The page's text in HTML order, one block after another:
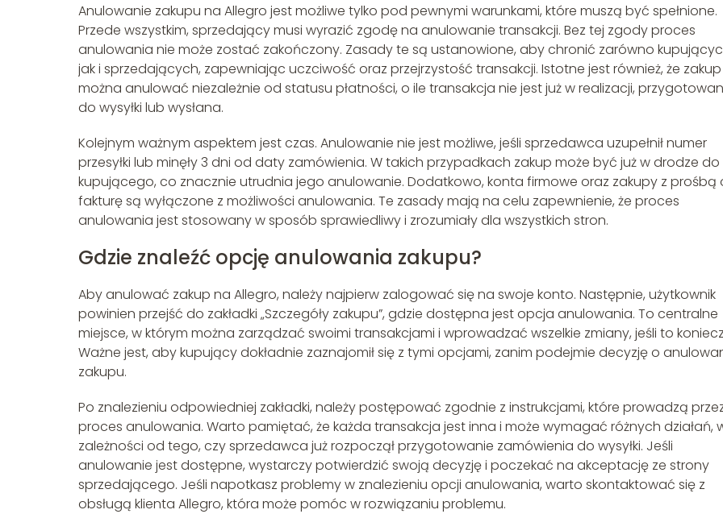
Anulowanie zakupu na Allegro jest możliwe tylko pod pewnymi warunkami, które muszą być spełnione.
Przede wszystkim, sprzedający musi wyrazić zgodę na anulowanie transakcji. Bez tej zgody proces
anulowania nie może zostać zakończony. Zasady te są ustanowione, aby chronić zarówno
jak i sprzedających, zapewniając uczciwość oraz przejrzystość transakcji. Istotne jest również, że zakup
można anulować niezależnie od statusu płatności, o ile transakcja nie jest już w realizacji,
do wysyłki lub wysłana.
Kolejnym ważnym aspektem jest czas. Anulowanie nie jest możliwe, jeśli sprzedawca uzupełnił numer
przesyłki lub minęły 3 dni od daty zamówienia. W takich przypadkach zakup może być już w drodze do
kupującego, co znacznie utrudnia jego anulowanie. Dodatkowo, konta firmowe oraz zakupy z prośbą
fakturę są wyłączone z możliwości anulowania. Te zasady mają na celu zapewnienie, że proces
anulowania jest stosowany w sposób sprawiedliwy i zrozumiały dla wszystkich stron.
Gdzie znaleźć opcję anulowania zakupu?
Aby anulować zakup na Allegro, należy najpierw zalogować się na swoje konto. Następnie, użytkownik
powinien przejść do zakładki „Szczegóły zakupu”, gdzie dostępna jest opcja anulowania. To centralne
miejsce, w którym można zarządzać swoimi transakcjami i wprowadzać wszelkie zmiany, jeśli to
Ważne jest, aby kupujący dokładnie zaznajomił się z tymi opcjami, zanim podejmie decyzję o
zakupu.
Po znalezieniu odpowiedniej zakładki, należy postępować zgodnie z instrukcjami, które prowadzą
proces anulowania. Warto pamiętać, że każda transakcja jest inna i może wymagać różnych działań,
zależności od tego, czy sprzedawca już rozpoczął przygotowanie zamówienia do wysyłki. Jeśli
anulowanie jest dostępne, wystarczy potwierdzić swoją decyzję i poczekać na akceptację ze strony
sprzedającego. Jeśli napotkasz problemy w znalezieniu opcji anulowania, warto skontaktować się z
obsługą klienta Allegro, która może pomóc w rozwiązaniu problemu.